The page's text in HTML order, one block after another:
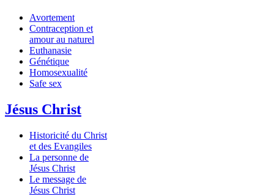
Avortement
Contraception et
amour au naturel
Euthanasie
Génétique
Homosexualité
Safe sex
Jésus Christ
Historicité du Christ
et des Evangiles
La personne de
Jésus Christ
Le message de
Jésus Christ